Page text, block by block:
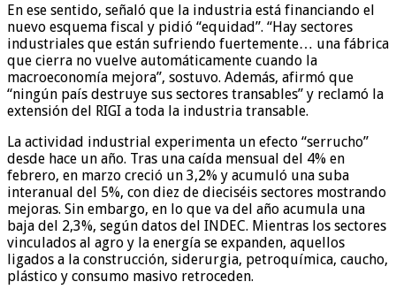
En ese sentido, señaló que la industria está financiando el
nuevo esquema fiscal y pidió “equidad”. “Hay sectores
industriales que están sufriendo fuertemente… una fábrica
que cierra no vuelve automáticamente cuando la
macroeconomía mejora”, sostuvo. Además, afirmó que
“ningún país destruye sus sectores transables” y reclamó la
extensión del RIGI a toda la industria transable.
La actividad industrial experimenta un efecto “serrucho”
desde hace un año. Tras una caída mensual del 4% en
febrero, en marzo creció un 3,2% y acumuló una suba
interanual del 5%, con diez de dieciséis sectores mostrando
mejoras. Sin embargo, en lo que va del año acumula una
baja del 2,3%, según datos del INDEC. Mientras los sectores
vinculados al agro y la energía se expanden, aquellos
ligados a la construcción, siderurgia, petroquímica, caucho,
plástico y consumo masivo retroceden.